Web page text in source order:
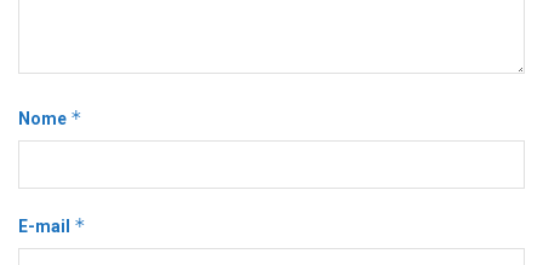
Nome *
E-mail *